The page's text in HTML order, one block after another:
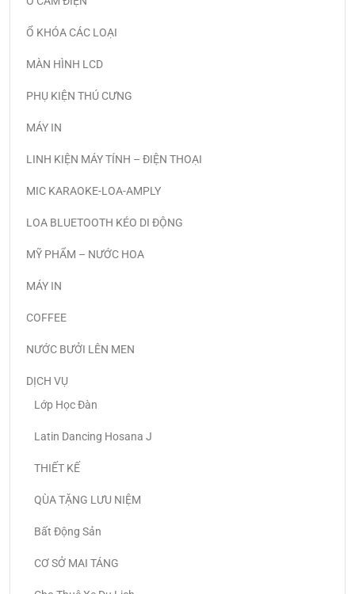
Ổ KHÓA CÁC LOẠI
MÀN HÌNH LCD
PHỤ KIỆN THÚ CƯNG
MÁY IN
LINH KIỆN MÁY TÍNH – ĐIỆN THOẠI
MIC KARAOKE-LOA-AMPLY
LOA BLUETOOTH KÉO DI ĐỘNG
MỸ PHẨM – NƯỚC HOA
MÁY IN
COFFEE
NƯỚC BƯỞI LÊN MEN
DỊCH VỤ
Lớp Học Đàn
Latin Dancing Hosana J
THIẾT KẾ
QÙA TẶNG LƯU NIỆM
Bất Động Sản
CƠ SỞ MAI TÁNG